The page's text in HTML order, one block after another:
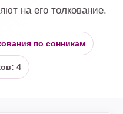
на его толкование.
по сонникам
4